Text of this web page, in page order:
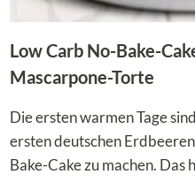
Low Carb No-Bake-
Mascarpone-Torte
Die ersten warmen Tage
ersten deutschen
Bake-Cake zu machen.